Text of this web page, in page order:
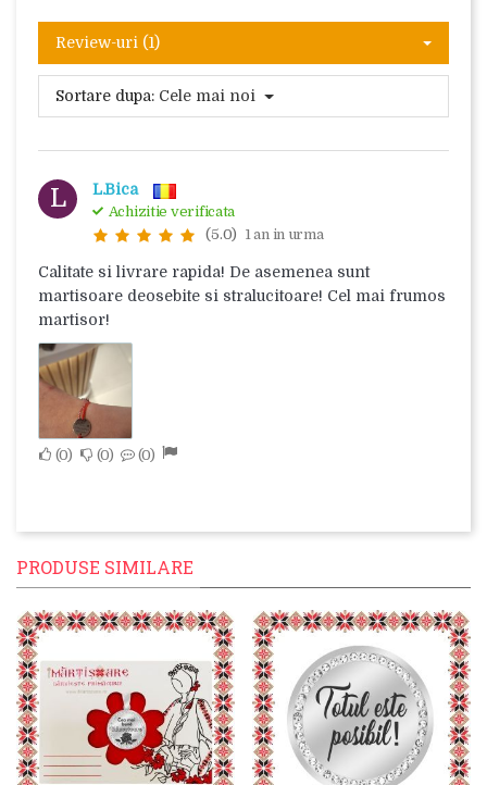
Review-uri (1)
Sortare dupa: Cele mai noi
L L.Bica
Achizitie verificata
(5.0) 1 an in urma
Calitate si livrare rapida! De asemenea sunt
martisoare deosebite si stralucitoare! Cel mai frumos
martisor!
0 0 0
PRODUSE SIMILARE